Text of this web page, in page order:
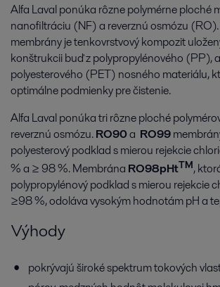
Alfa Laval ponúka rôzne polymérne ploché
nanofiltráciu (NF) a reverznú osmózu
membrány je tenkovrstvový kompozit
konštrukcii buď z polypropylénového (PP),
polyesterového (PET) nosného materiálu,
optimálne podmienky pre čistenie.
Alfa Laval ponúka tri rôzne ploché
reverznú osmózu.RO90a RO99
polyesterový podklad s mierou rejekcie
% a ≥ 98 %. Membrána RO98pHtTM,
polypropylénový podklad s mierou rejekcie
≥98 %, odoláva vysokým hodnotám pH a
Výhody
pokrývajú široké spektrum tokových